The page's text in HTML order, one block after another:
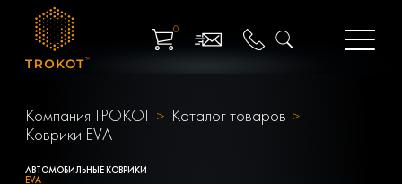
0
Компания ТРОКОТ
Каталог товаров
Коврики EVA
АВТОМОБИЛЬНЫЕ КОВРИКИ
EVA